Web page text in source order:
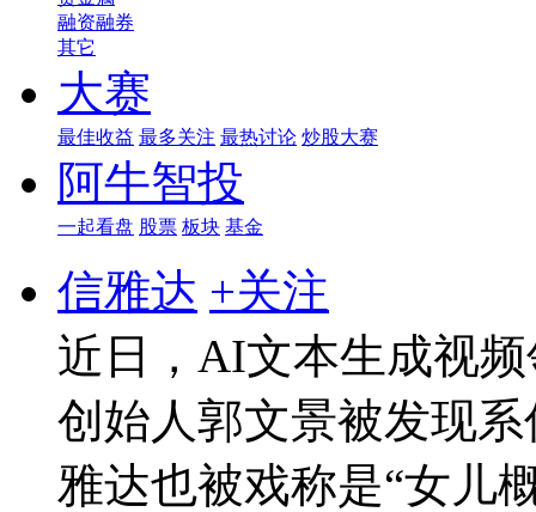
融资融券
其它
大赛
最佳收益 最多关注 最热讨论 炒股大赛
阿牛智投
一起看盘 股票 板块 基金
信雅达 +关注
近日，AI文本生成视
创始人郭文景被发现
雅达也被戏称是“女儿